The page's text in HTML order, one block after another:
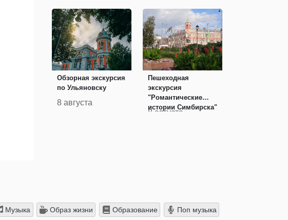
Обзорная экскурсия
по Ульяновску
8 августа
Пешеходная
экскурсия
"Романтические
истории Симбирска"
8 августа
Музыка Образ жизни Образование Поп музыка